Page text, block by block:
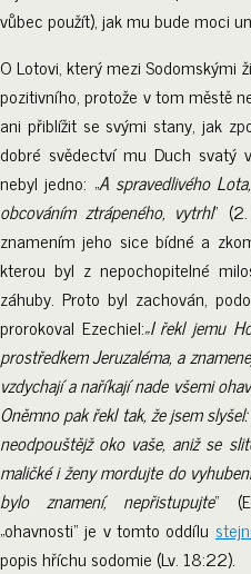
vůbec použít), jak mu bude moci
O Lotovi, který mezi Sodomskými
pozitivního, protože v tom městě
ani přiblížit se svými stany, jak
dobré svědectví mu Duch svatý
nebyl jedno: „A spravedlivého
obcováním ztrápeného, vytrhl“
znamením jeho sice bídné a
kterou byl z nepochopitelné
záhuby. Proto byl zachován,
prorokoval Ezechiel:„I řekl jemu
prostředkem Jeruzaléma, a
vzdychají a naříkají nade všemi
Oněmno pak řekl tak, že jsem
neodpouštějž oko vaše, aniž se
maličké i ženy mordujte do
bylo znamení, nepřistupujte“
„ohavnosti“ je v tomto oddílu
popis hříchu sodomie (Lv. 18:22).